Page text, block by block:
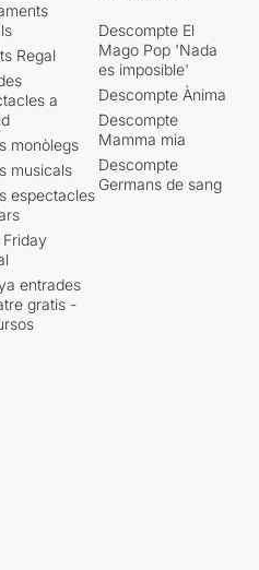
Regal
a
monòlegs
musicals
espectacles
Friday
entrades
gratis -
Descompte El
Mago Pop 'Nada
es imposible'
Descompte Ànima
Descompte
Mamma mia
Descompte
Germans de sang